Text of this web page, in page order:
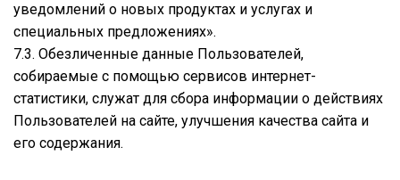
уведомлений о новых продуктах и услугах и
специальных предложениях».
7.3. Обезличенные данные Пользователей,
собираемые с помощью сервисов интернет-
статистики, служат для сбора информации о действиях
Пользователей на сайте, улучшения качества сайта и
его содержания.